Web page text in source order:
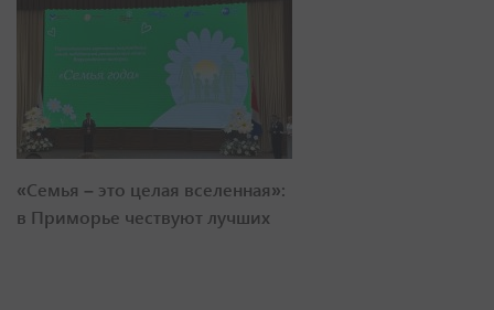
«Семья – это целая вселенная»:
в Приморье чествуют лучших